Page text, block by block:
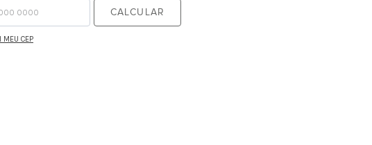
CALCULAR
MEU CEP